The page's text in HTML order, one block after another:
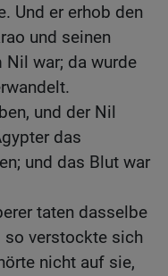
Und er erhob den
und seinen
Nil war; da wurde
und der Nil
das
und das Blut war
taten dasselbe
so verstockte sich
nicht auf sie,